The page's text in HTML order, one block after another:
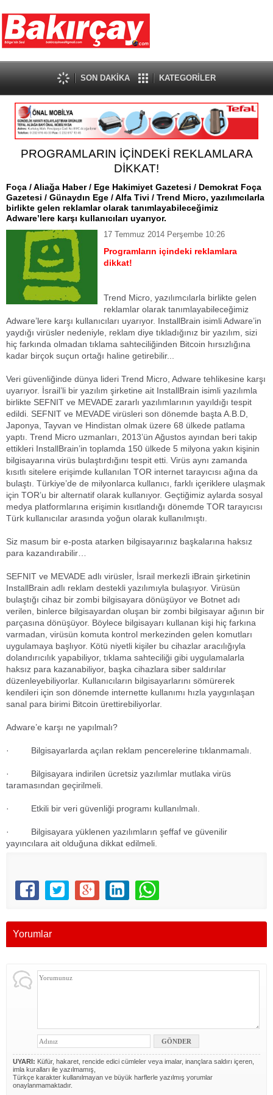
SON DAKİKA KATEGORİLER
PROGRAMLARIN İÇİNDEKİ REKLAMLARA
DİKKAT!
Foça / Aliağa Haber / Ege Hakimiyet Gazetesi / Demokrat Foça
Gazetesi / Günaydın Ege / Alfa Tivi / Trend Micro, yazılımcılarla
birlikte gelen reklamlar olarak tanımlayabileceğimiz
Adware’lere karşı kullanıcıları uyarıyor.
17 Temmuz 2014 Perşembe 10:26
Programların içindeki reklamlara
dikkat!
Trend Micro, yazılımcılarla birlikte gelen
reklamlar olarak tanımlayabileceğimiz
Adware’lere karşı kullanıcıları uyarıyor. InstallBrain isimli Adware’in
yaydığı virüsler nedeniyle, reklam diye tıkladığınız bir yazılım, sizi
hiç farkında olmadan tıklama sahteciliğinden Bitcoin hırsızlığına
kadar birçok suçun ortağı haline getirebilir...
Veri güvenliğinde dünya lideri Trend Micro, Adware tehlikesine karşı
uyarıyor. İsrail’li bir yazılım şirketine ait InstallBrain isimli yazılımla
birlikte SEFNIT ve MEVADE zararlı yazılımlarının yayıldığı tespit
edildi. SEFNIT ve MEVADE virüsleri son dönemde başta A.B.D,
Japonya, Tayvan ve Hindistan olmak üzere 68 ülkede patlama
yaptı. Trend Micro uzmanları, 2013’ün Ağustos ayından beri takip
ettikleri InstallBrain’in toplamda 150 ülkede 5 milyona yakın kişinin
bilgisayarına virüs bulaştırdığını tespit etti. Virüs aynı zamanda
kısıtlı sitelere erişimde kullanılan TOR internet tarayıcısı ağına da
bulaştı. Türkiye’de de milyonlarca kullanıcı, farklı içeriklere ulaşmak
için TOR’u bir alternatif olarak kullanıyor. Geçtiğimiz aylarda sosyal
medya platformlarına erişimin kısıtlandığı dönemde TOR tarayıcısı
Türk kullanıcılar arasında yoğun olarak kullanılmıştı.
Siz masum bir e-posta atarken bilgisayarınız başkalarına haksız
para kazandırabilir…
SEFNIT ve MEVADE adlı virüsler, İsrail merkezli iBrain şirketinin
InstallBrain adlı reklam destekli yazılımıyla bulaşıyor. Virüsün
bulaştığı cihaz bir zombi bilgisayara dönüşüyor ve Botnet adı
verilen, binlerce bilgisayardan oluşan bir zombi bilgisayar ağının bir
parçasına dönüşüyor. Böylece bilgisayarı kullanan kişi hiç farkına
varmadan, virüsün komuta kontrol merkezinden gelen komutları
uygulamaya başlıyor. Kötü niyetli kişiler bu cihazlar aracılığıyla
dolandırıcılık yapabiliyor, tıklama sahteciliği gibi uygulamalarla
haksız para kazanabiliyor, başka cihazlara siber saldırılar
düzenleyebiliyorlar. Kullanıcıların bilgisayarlarını sömürerek
kendileri için son dönemde internette kullanımı hızla yaygınlaşan
sanal para birimi Bitcoin ürettirebiliyorlar.
Adware’e karşı ne yapılmalı?
· Bilgisayarlarda açılan reklam pencerelerine tıklanmamalı.
· Bilgisayara indirilen ücretsiz yazılımlar mutlaka virüs
taramasından geçirilmeli.
· Etkili bir veri güvenliği programı kullanılmalı.
· Bilgisayara yüklenen yazılımların şeffaf ve güvenilir
yayıncılara ait olduğuna dikkat edilmeli.
Yorumlar
UYARI: Küfür, hakaret, rencide edici cümleler veya imalar, inançlara saldırı içeren,
imla kuralları ile yazılmamış,
Türkçe karakter kullanılmayan ve büyük harflerle yazılmış yorumlar
onaylanmamaktadır.